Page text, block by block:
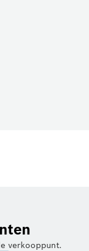
verkooppunt.